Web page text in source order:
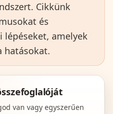
Cikkünk
és
amelyek
hatásokat.
van vagy egyszerűen